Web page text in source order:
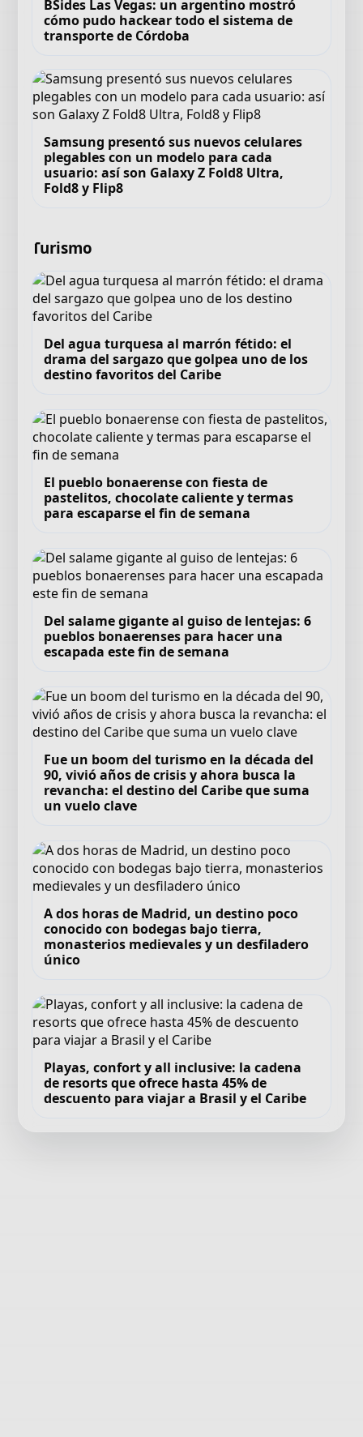
BSides Las Vegas: un argentino mostró
cómo pudo hackear todo el sistema de
transporte de Córdoba
Samsung presentó sus nuevos celulares
plegables con un modelo para cada
usuario: así son Galaxy Z Fold8 Ultra,
Fold8 y Flip8
Turismo
Del agua turquesa al marrón fétido: el
drama del sargazo que golpea uno de los
destino favoritos del Caribe
El pueblo bonaerense con fiesta de
pastelitos, chocolate caliente y termas
para escaparse el fin de semana
Del salame gigante al guiso de lentejas: 6
pueblos bonaerenses para hacer una
escapada este fin de semana
Fue un boom del turismo en la década del
90, vivió años de crisis y ahora busca la
revancha: el destino del Caribe que suma
un vuelo clave
A dos horas de Madrid, un destino poco
conocido con bodegas bajo tierra,
monasterios medievales y un desfiladero
único
Playas, confort y all inclusive: la cadena
de resorts que ofrece hasta 45% de
descuento para viajar a Brasil y el Caribe